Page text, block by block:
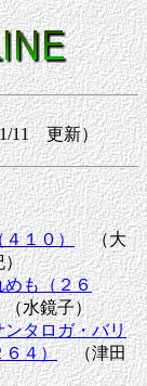
11 更新）
４１０）（大
）
めも（２６
水鏡子）
ンタロガ・バリ
６４）（津田